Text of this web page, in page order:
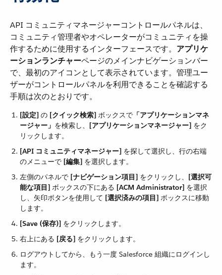
API コミュニティマネージャーコントロールパネルは、
コミュニティ管理者やオペレーターがコミュニティを操
作するために使用するインターフェースです。​ アプリケ
ーションランチャー​ページのメインナビゲーションバー
で、最初のアイコンとして表示されています。管理ユー
ザーがコントロールパネルを利用できることを確認する
手順は次のとおりです。
[設定] ​ の ​ [クイック検索] ​ ボックスで​ 「アプリケーションマネ
ージャー」 ​を検索し、​ [アプリケーションマネージャー] ​ をク
リックします。
[API コミュニティマネージャー] ​ を探して選択し、行の右端
のメニューで ​ [編集] ​ を選択します。
左側のパネルで ​ [ナビゲーション項目] ​ をクリックし、​ [選択可
能な項目] ​ ボックスの下にある ​ [ACM Administrator] ​ を選択
し、矢印ボタンを使用して ​ [選択済みの項目] ​ ボックスに移動
します。
[Save (保存)] ​ をクリックします。
右上にある ​ [戻る] ​ をクリックします。
ログアウトしてから、もう一度 Salesforce 組織にログインし
ます。